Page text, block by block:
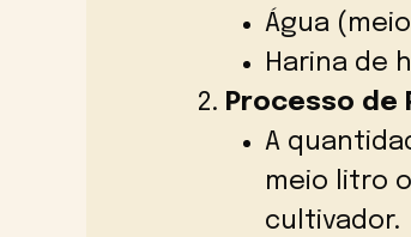
Água
Harina de
Processo de
A
meio litro
cultivador.